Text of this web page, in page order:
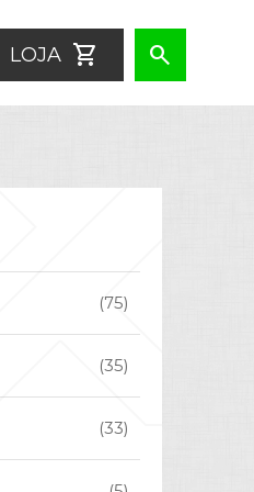
LOJA shopping_cart search
(75)
(35)
(33)